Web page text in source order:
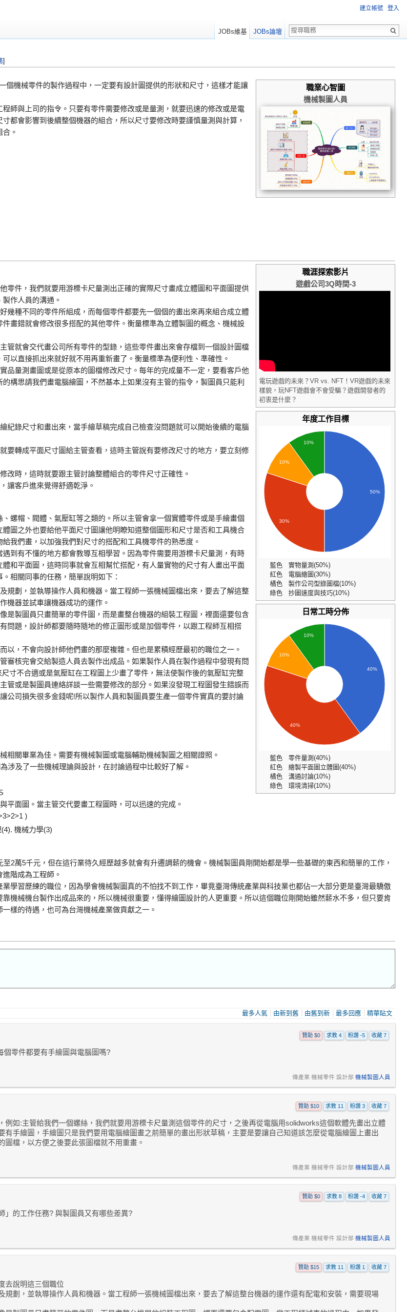
]
職業心智圖
機械製圖人員
個機械零件的製作過程中，一定要有設計圖提供的形狀和尺寸，這樣才能讓
師與上司的指令。只要有零件需要修改或是量測，就要迅速的修改或是電
都會影響到後續整個機器的組合，所以尺寸要修改時要謹慎量測與計算，
。
職涯探索影片
遊戲公司3Q時間-3
電玩遊戲的未來？VR vs. NFT！VR遊戲的未來
樣貌，玩NFT遊戲會不會受騙？遊戲開發者的
初衷是什麼？
年度工作目標
10%
10%
30%
50%
藍色 實物量測(50%)
紅色 電腦繪圖(30%)
橘色 製作公司型錄圖檔(10%)
綠色 抄圖速度與技巧(10%)
日常工時分佈
40%
10%
10%
40%
藍色 零件量測(40%)
紅色 繪製平面圖立體圖(40%)
橘色 溝通討論(10%)
綠色 環境清掃(10%)
零件，我們就要用游標卡尺量測出正確的實際尺寸畫成立體圖和平面圖提供
作人員的溝通。
幾種不同的零件所組成，而每個零件都要先一個個的畫出來再來組合成立體
畫錯就會修改很多搭配的其他零件。衡量標準為立體製圖的概念、機械設
管就會交代畫公司所有零件的型錄，這些零件畫出來會存檔到一個設計圖檔
以直接抓出來就好就不用再重新畫了。衡量標準為便利性、準確性。
品量測畫圖或是從原本的圖檔修改尺寸。每年的完成量不一定，要看客戶他
構思請我們畫電腦繪圖，不然基本上如果沒有主管的指令，製圖員只能利
紀錄尺寸和畫出來，當手繪草稿完成自己檢查沒問題就可以開始後續的電腦
要轉成平面尺寸圖給主管查看，這時主管說有要修改尺寸的地方，要立刻修
改時，這時就要跟主管討論整體組合的零件尺寸正確性。
讓客戶進來覺得舒適乾淨。
螺帽、閥體、氣壓缸等之類的。所以主管會拿一個實體零件或是手繪畫個
圖之外也要給他平面尺寸圖讓他明瞭知道整個圖形和尺寸是否和工具機合
我們畫，以加強我們對尺寸的搭配和工具機零件的熟悉度。
到有不懂的地方都會教導互相學習。因為零件需要用游標卡尺量測，有時
和平面圖，這時同事就會互相幫忙搭配，有人量實物的尺寸有人畫出平面
相關同事的任務，簡單說明如下：
規劃，並執導操作人員和機器。當工程師一張機械圖檔出來，要去了解這整
機器並試車讓機器成功的運作。
是製圖員只畫簡單的零件圖，而是畫整台機器的組裝工程圖，裡面還要包含
問題，設計師都要隨時隨地的修正圖形或是加個零件，以跟工程師互相搭
以，不會向設計師他們畫的那麼複雜。但也是累積經歷最初的職位之一。
審核完會交給製造人員去製作出成品。如果製作人員在製作過程中發現有問
寸不合適或是氣壓缸在工程圖上少畫了零件，無法使製作後的氣壓缸完整
管或是製圖員連絡詳談一些需要修改的部分。如果沒發現工程圖發生錯誤而
公司損失很多金錢呢!所以製作人員和製圖員要生產一個零件實真的要討論
相關畢業為佳。需要有機械製圖或電腦輔助機械製圖之相關證照。
涉及了一些機械理論與設計，在討論過程中比較好了解。
平面圖。當主管交代要畫工程圖時，可以迅速的完成。
)
機械力學(3)
2萬5千元，但在這行業待久經歷越多就會有升遷調薪的機會。機械製圖員剛開始都是學一些基礎的東西和簡單的工作，
階成為工程師。
學習歷練的職位，因為學會機械製圖真的不怕找不到工作，畢竟臺灣傳統產業與科技業也都佔一大部分更是臺灣最驕傲
機械機台製作出成品來的，所以機械很重要，懂得繪圖設計的人更重要。所以這個職位剛開始雖然薪水不多，但只要肯
樣的待遇，也可為台灣機械產業做貢獻之一。
最多人氣 由新到舊 由舊到新 最多回應 精華貼文
贊助 $0 求教 4 粉讚 -5 收藏 7
個零件都要有手繪圖與電腦圖嗎?
傳產業 機械零件 設計部 機械製圖人員
贊助 $10 求教 11 粉讚 3 收藏 7
例如:主管給我們一個螺絲，我們就要用游標卡尺量測這個零件的尺寸，之後再從電腦用solidworks這個軟體先畫出立體
有手繪圖，手繪圖只是我們要用電腦繪圖畫之前簡單的畫出形狀草稿，主要是要讓自己知道該怎麼從電腦繪圖上畫出
檔，以方便之後要此張圖檔就不用重畫。
傳產業 機械零件 設計部 機械製圖人員
贊助 $0 求教 8 粉讚 -4 收藏 7
」的工作任務? 與製圖員又有哪些差異?
傳產業 機械零件 設計部 機械製圖人員
贊助 $15 求教 11 粉讚 1 收藏 7
去說明這三個職位
規劃，並執導操作人員和機器。當工程師一張機械圖檔出來，要去了解這整台機器的運作還有配電和安裝，需要現場
JOBs維基 JOBs論壇
建立帳號 登入